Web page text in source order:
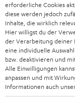
„Dazu
erforderliche Cookies
diese werden jedoch
Inhalte, die wirklich
Hier willigst du der
der Verarbeitung deiner
eine individuelle
bzw. deaktivieren und
Alle Einwilligungen
anpassen und mit
Informationen auch